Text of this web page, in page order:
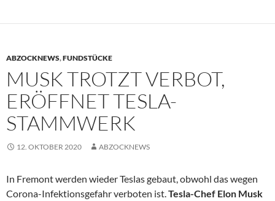
ABZOCKNEWS,FUNDSTÜCKE
MUSK TROTZT VERBOT,
ERÖFFNET TESLA-
STAMMWERK
12. OKTOBER 2020 ABZOCKNEWS
In Fremont werden wieder Teslas gebaut, obwohl das wegen
Corona-Infektionsgefahr verboten ist.Tesla-Chef Elon Musk